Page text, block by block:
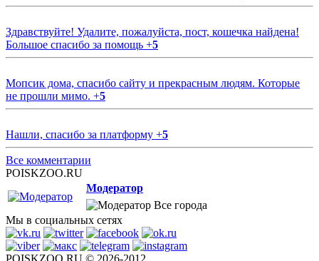
Здравствуйте! Удалите, пожалуйста, пост, кошечка найдена!
Большое спасибо за помощь +5
Мопсик дома, спасибо сайту и прекрасным людям. Которые
не прошли мимо. +5
Нашли, спасибо за платформу +5
Все комментарии
POISKZOO.RU
Модератор
Все города
Мы в социальных сетях
POISKZOO.RU © 2026-2012